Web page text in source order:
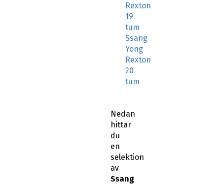
Rexton
19
tum
Ssang
Yong
Rexton
20
tum
Nedan
hittar
du
en
selektion
av
Ssang